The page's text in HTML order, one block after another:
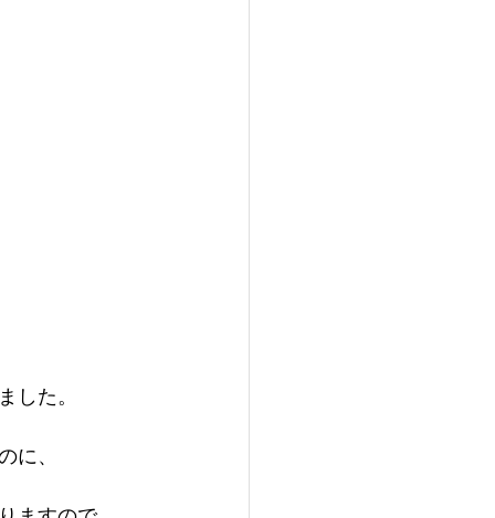
した。
に、